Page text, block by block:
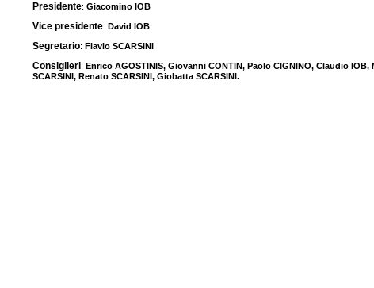
Presidente: Giacomino IOB
Vice presidente: David IOB
Segretario: Flavio SCARSINI
Consiglieri: Enrico AGOSTINIS, Giovanni CONTIN, Paolo CIGNINO, Claudio
SCARSINI, Renato SCARSINI, Giobatta SCARSINI.